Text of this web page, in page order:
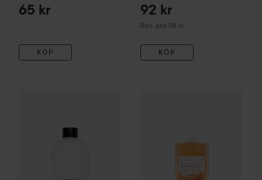
65 kr
KÖP
92 kr
Rek. pris 98 kr
Rekommenderat pris 98 kr
KÖP